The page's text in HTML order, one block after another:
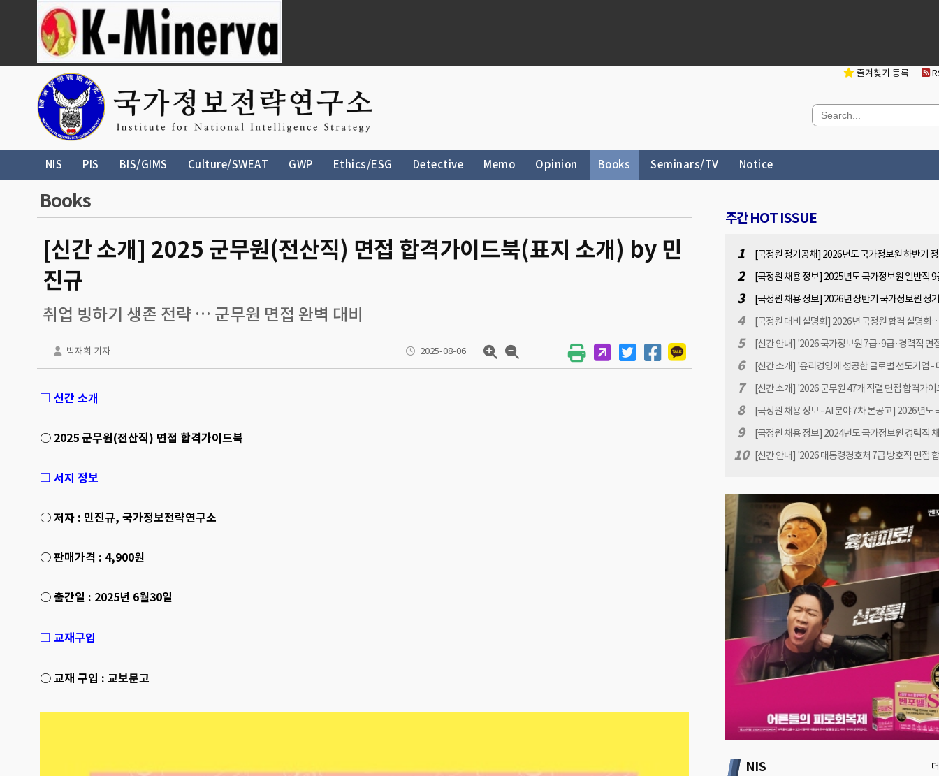
즐겨찾기 등록
NIS PIS BIS/GIMS Culture/SWEAT GWP Ethics/ESG Detective Memo Opinion Books Seminars/TV Notice
Books
[신간 소개] 2025 군무원(전산직) 면접 합격가이드북(표지 소개) by 민
진규
취업 빙하기 생존 전략 … 군무원 면접 완벽 대비
박재희 기자 2025-08-06
□ 신간 소개
○ 2025 군무원(전산직) 면접 합격가이드북
□ 서지 정보
○ 저자 : 민진규, 국가정보전략연구소
○ 판매가격 : 4,900원
○ 출간일 : 2025년 6월30일
□ 교재구입
○ 교재 구입 : 교보문고
주간 HOT ISSUE
1
[국정원 정기공채] 2026년도 국가정보원 하반기
채 사전 공고문(원서접수 : 2026.07.13(월). 10:00 ~
2
[국정원 채용 정보] 2025년도 국가정보원 일반직 9
용 공고[2025.11.7(금) 14:00 ~ 11.28(금) 14:00]
3
[국정원 채용 정보] 2026년 상반기 국가정보원 정
공고[원서접수 : 2026.1.12(월) 10:00 ~ 1.30(금)
4
[국정원 대비 설명회] 2026년 국정원 합격 설명회
년 07월31일(금) 18:00
5
[신간 안내] '2026 국가정보원 7급·9급·경력직 면
가이드북 - 국정원 면접 완벽 대비' 소개
6
[신간 소개] '윤리경영에 성공한 글로벌 선도기업 -
제고와 사회적 책임' 책 서문 안내 by 민진규
7
[신간 소개] '2026 군무원 47개 직렬 면접 합격가이
군무원 면접 완벽 대비' 책 출간 안내
8
[국정원 채용 정보 - AI 분야 7차 본공고] 2026년도
보원 상시채용 6차 본공고(원서접수 기간 :
9
[국정원 채용 정보] 2024년도 국가정보원 경력직
고
10 [신간 안내] '2026 대통령경호처 7급 방호직 면접
진규
NIS